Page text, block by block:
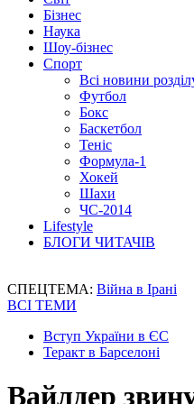
Бізнес
Наука
Шоу-бізнес
Спорт
Всі новини
Футбол
Бокс
Баскетбол
Теніс
Формула-1
Хокей
Шахи
ЧС-2014
Lifestyle
БЛОГИ ЧИТАЧІВ
СПЕЦТЕМА: Війна в Ірані
ВСІ ТЕМИ
Вступ України в ЄС
Теракт в Барселоні
Вайлдер